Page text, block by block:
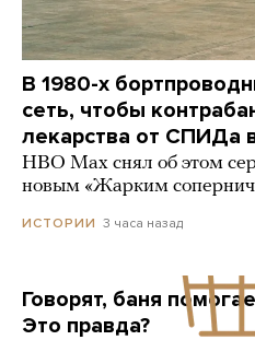
В 1980-х
сеть, чтобы
лекарства от СПИДа
HBO Max снял об этом
новым «Жарким
ИСТОРИИ 3 часа назад
Говорят, баня
Это правда?